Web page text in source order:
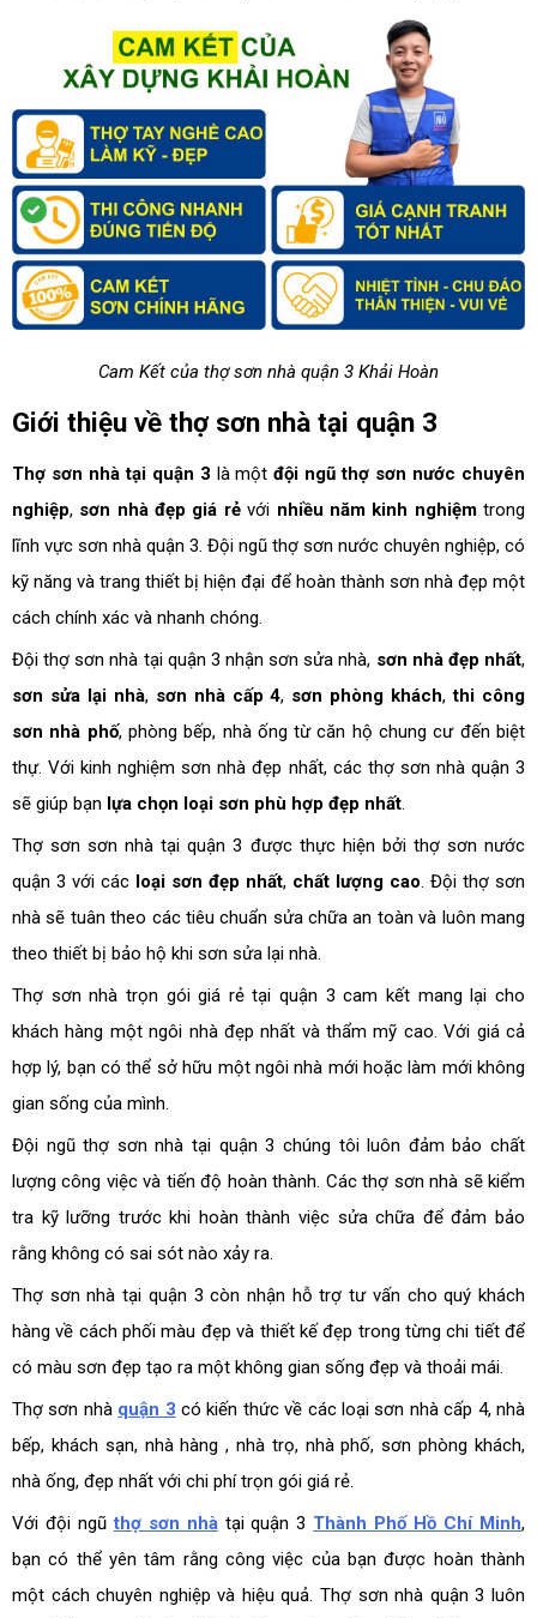
Cam Kết của thợ sơn nhà quận 3 Khải Hoàn
Giới thiệu về thợ sơn nhà tại quận 3
Thợ sơn nhà tại quận 3 là mộtđội ngũ thợ sơn nước chuyên
nghiệp, sơn nhà đẹp giá rẻvới nhiều năm kinh nghiệmtrong
lĩnh vực sơn nhà quận 3. Đội ngũ thợ sơn nước chuyên nghiệp, có
kỹ năng và trang thiết bị hiện đại để hoàn thành sơn nhà đẹp một
cách chính xác và nhanh chóng.
Đội thợ sơn nhà tại quận 3 nhận sơn sửa nhà, sơn nhà đẹp nhất,
sơn sửa lại nhà, sơn nhà cấp 4, sơn phòng khách,thi công
sơn nhà phố, phòng bếp, nhà ống từ căn hộ chung cư đến biệt
thự. Với kinh nghiệm sơn nhà đẹp nhất, các thợ sơn nhà quận 3
sẽ giúp bạn lựa chọn loại sơn phù hợp đẹp nhất.
Thợ sơn sơn nhà tại quận 3 được thực hiện bởi thợ sơn nước
quận 3 với các loại sơn đẹp nhất, chất lượng cao. Đội thợ sơn
nhà sẽ tuân theo các tiêu chuẩn sửa chữa an toàn và luôn mang
theo thiết bị bảo hộ khi sơn sửa lại nhà.
Thợ sơn nhà trọn gói giá rẻ tại quận 3 cam kết mang lại cho
khách hàng một ngôi nhà đẹp nhất và thẩm mỹ cao. Với giá cả
hợp lý, bạn có thể sở hữu một ngôi nhà mới hoặc làm mới không
gian sống của mình.
Đội ngũ thợ sơn nhà tại quận 3 chúng tôi luôn đảm bảo chất
lượng công việc và tiến độ hoàn thành. Các thợ sơn nhà sẽ kiểm
tra kỹ lưỡng trước khi hoàn thành việc sửa chữa để đảm bảo
rằng không có sai sót nào xảy ra.
Thợ sơn nhà tại quận 3 còn nhận hỗ trợ tư vấn cho quý khách
hàng về cách phối màu đẹp và thiết kế đẹp trong từng chi tiết để
có màu sơn đẹp tạo ra một không gian sống đẹp và thoải mái.
Thợ sơn nhà quận 3 có kiến ​​thức về các loại sơn nhà cấp 4, nhà
bếp, khách sạn, nhà hàng , nhà trọ, nhà phố, sơn phòng khách,
nhà ống, đẹp nhất với chi phí trọn gói giá rẻ.
Với đội ngũthợ sơn nhàtại quận 3 Thành Phố Hồ Chí Minh,
bạn có thể yên tâm rằng công việc của bạn được hoàn thành
một cách chuyên nghiệp và hiệu quả. Thợ sơn nhà quận 3 luôn